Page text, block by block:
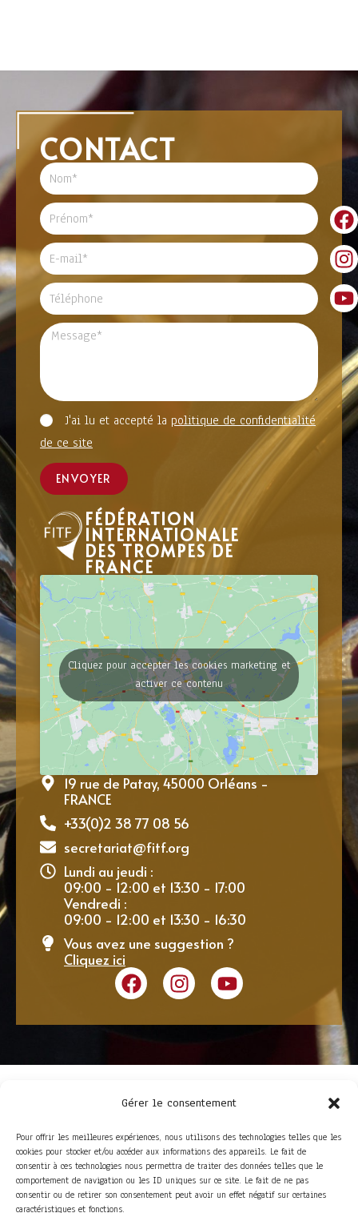
Gérer le consentement
Pour offrir les meilleures expériences, nous utilisons des technologies telles que les
cookies pour stocker et/ou accéder aux informations des appareils. Le fait de
consentir à ces technologies nous permettra de traiter des données telles que le
comportement de navigation ou les ID uniques sur ce site. Le fait de ne pas
consentir ou de retirer son consentement peut avoir un effet négatif sur certaines
caractéristiques et fonctions.
CONTACT
J'ai lu et accepté la politique de confidentialité
de ce site
ENVOYER
FÉDÉRATION
INTERNATIONALE
DES TROMPES DE
FRANCE
Cliquez pour accepter les cookies marketing et
activer ce contenu
19 rue de Patay, 45000 Orléans -
FRANCE
+33(0)2 38 77 08 56
secretariat@fitf.org
Lundi au jeudi :
09:00 - 12:00 et 13:30 - 17:00
Vendredi :
09:00 - 12:00 et 13:30 - 16:30
Vous avez une suggestion ?
Cliquez ici
ACCÈS RAPIDE